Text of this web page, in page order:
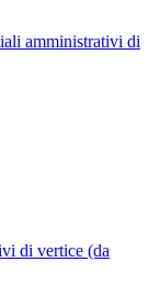
amministrativi di
di vertice (da